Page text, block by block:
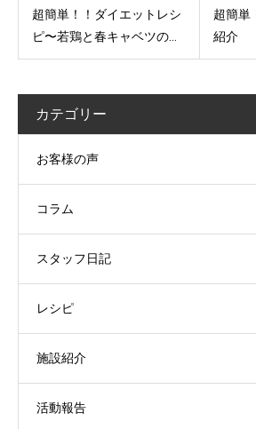
超簡単！！ダイエットレシ
ピ〜若鶏と春キャベツの...
超簡単
紹介
カテゴリー
お客様の声
コラム
スタッフ日記
レシピ
施設紹介
活動報告